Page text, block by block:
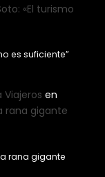
«El turismo
es suficiente”
Viajeros en
rana gigante
rana gigante